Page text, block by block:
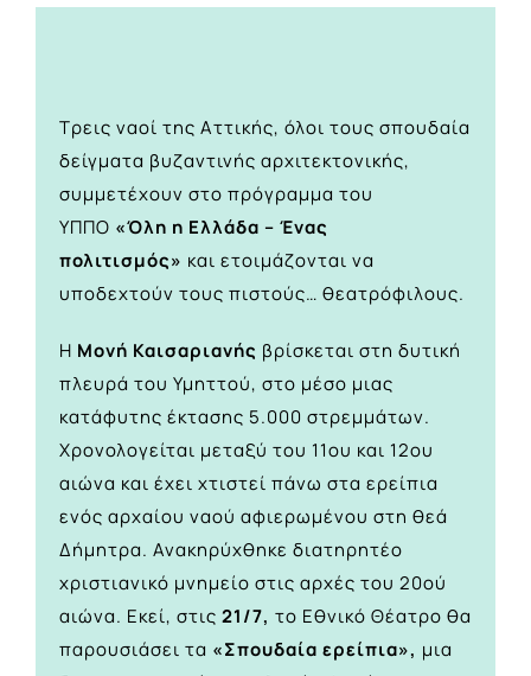
Τρεις ναοί της Αττικής, όλοι τους σπουδαία
δείγματα βυζαντινής αρχιτεκτονικής,
συμμετέχουν στο πρόγραμμα του
ΥΠΠΟ «Όλη η Ελλάδα – Ένας
πολιτισμός» και ετοιμάζονται να
υποδεχτούν τους πιστούς… θεατρόφιλους.
Η Μονή Καισαριανής βρίσκεται στη δυτική
πλευρά του Υμηττού, στο μέσο μιας
κατάφυτης έκτασης 5.000 στρεμμάτων.
Χρονολογείται μεταξύ του 11ου και 12ου
αιώνα και έχει χτιστεί πάνω στα ερείπια
ενός αρχαίου ναού αφιερωμένου στη θεά
Δήμητρα. Ανακηρύχθηκε διατηρητέο
χριστιανικό μνημείο στις αρχές του 20ού
αιώνα. Εκεί, στις 21/7, το Εθνικό Θέατρο θα
παρουσιάσει τα «Σπουδαία ερείπια», μια